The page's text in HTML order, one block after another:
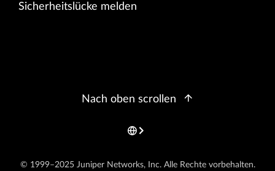
Sicherheitslücke melden
© 1999–2025 Juniper Networks, Inc. Alle Rechte vorbehalten.
Nach oben scrollen